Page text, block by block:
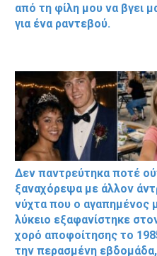
από τη φίλη μου να βγει
για ένα ραντεβού.
Δεν παντρεύτηκα ποτέ
ξαναχόρεψα με άλλον
νύχτα που ο αγαπημένος
λύκειο εξαφανίστηκε
χορό αποφοίτησης το
την περασμένη εβδομάδα,